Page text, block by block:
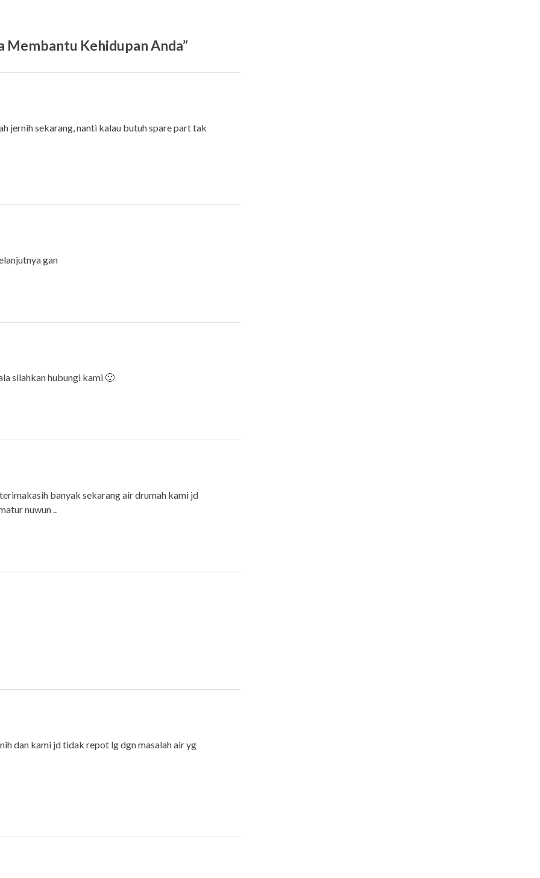
Membantu Kehidupan Anda”
jernih sekarang, nanti kalau butuh spare part tak
gan
silahkan hubungi kami 🙂
banyak sekarang air drumah kami jd
nuwun ..
dan kami jd tidak repot lg dgn masalah air yg